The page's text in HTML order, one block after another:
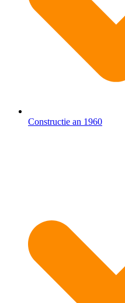
Constructie an 1960